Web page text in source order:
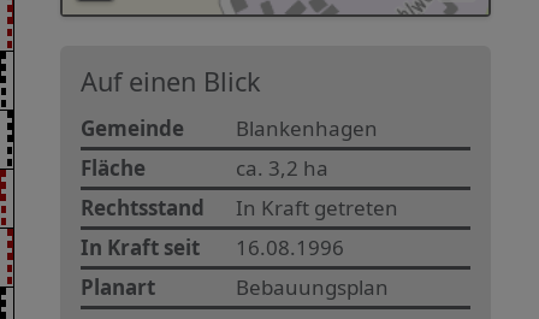
Auf einen Blick
Gemeinde
Blankenhagen
Fläche
ca. 3,2 ha
Rechtsstand
In Kraft getreten
In Kraft seit
16.08.1996
Planart
Bebauungsplan